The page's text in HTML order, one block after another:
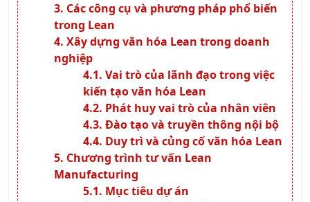
Các công cụ và phương pháp phổ biến
trong Lean
Xây dựng văn hóa Lean trong doanh
nghiệp
Vai trò của lãnh đạo trong việc
kiến tạo văn hóa Lean
Phát huy vai trò của nhân viên
Đào tạo và truyền thông nội bộ
Duy trì và củng cố văn hóa Lean
Chương trình tư vấn Lean
Manufacturing
Mục tiêu dự án